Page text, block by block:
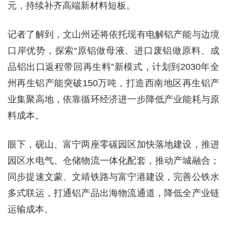
元，持续补齐高端新材料短板。
记者了解到，文山州还将依托现有电解铝产能与边境
口岸优势，探索“原铝做母液、进口废铝做原料、成
品铝出口返程带回再生料”新模式，计划到2030年全
州再生铝产能突破150万吨，打造西南地区再生铝产
业集聚高地，依靠循环经济进一步降低产业能耗与原
料成本。
眼下，砚山、富宁两座零碳园区加快落地建设，推进
园区水电气、仓储物流一体化配套，推动产城融合；
同步提速文蒙、文靖铁路与富宁港建设，完善公铁水
多式联运，打通铝产品出海物流通道，降低全产业链
运输成本。